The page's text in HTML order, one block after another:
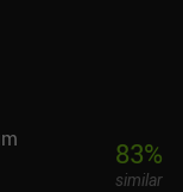
suave criam
83%
similar